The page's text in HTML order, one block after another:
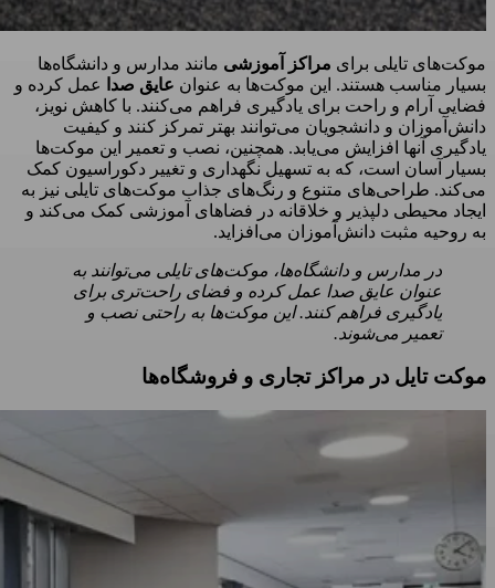
موکت‌های تایلی برای مراکز آموزشی مانند مدارس و دانشگاه‌ها
بسیار مناسب هستند. این موکت‌ها به عنوان عایق صدا
عمل کرده و
فضایی آرام و راحت برای یادگیری فراهم می‌کنند. با کاهش نویز،
دانش‌آموزان و دانشجویان می‌توانند بهتر تمرکز کنند و کیفیت
یادگیری آنها افزایش می‌یابد. همچنین، نصب و تعمیر این موکت‌ها
بسیار آسان است، که به تسهیل نگهداری و تغییر دکوراسیون کمک
می‌کند. طراحی‌های متنوع و رنگ‌های جذاب موکت‌های تایلی نیز به
ایجاد محیطی دلپذیر و خلاقانه در فضاهای آموزشی کمک می‌کند و
به روحیه مثبت دانش‌آموزان می‌افزاید.
در مدارس و دانشگاه‌ها، موکت‌های تایلی می‌توانند به
عنوان عایق صدا عمل کرده و فضای راحت‌تری برای
یادگیری فراهم کنند. این موکت‌ها به راحتی نصب و
تعمیر می‌شوند.
موکت تایل در مراکز تجاری و فروشگاه‌ها